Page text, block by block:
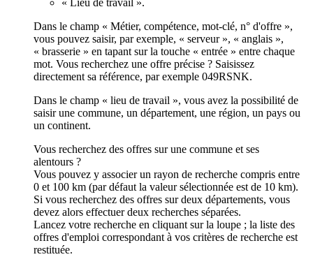
« Lieu de travail ».
Dans le champ « Métier, compétence, mot-clé, n° d'offre »,
vous pouvez saisir, par exemple, « serveur », « anglais »,
« brasserie » en tapant sur la touche « entrée » entre chaque
mot. Vous recherchez une offre précise ? Saisissez
directement sa référence, par exemple 049RSNK.
Dans le champ « lieu de travail », vous avez la possibilité de
saisir une commune, un département, une région, un pays ou
un continent.
Vous recherchez des offres sur une commune et ses
alentours ?
Vous pouvez y associer un rayon de recherche compris entre
0 et 100 km (par défaut la valeur sélectionnée est de 10 km).
Si vous recherchez des offres sur deux départements, vous
devez alors effectuer deux recherches séparées.
Lancez votre recherche en cliquant sur la loupe ; la liste des
offres d'emploi correspondant à vos critères de recherche est
restituée.